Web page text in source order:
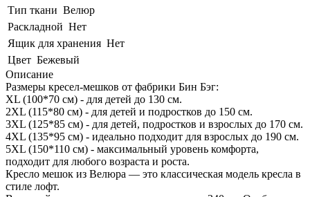
Тип ткани Велюр
Раскладной Нет
Ящик для хранения Нет
Цвет Бежевый
Описание
Размеры кресел-мешков от фабрики Бин Бэг:
XL (100*70 см) - для детей до 130 см.
2XL (115*80 см) - для детей и подростков до 150 см.
3XL (125*85 см) - для детей, подростков и взрослых до 170 см.
4XL (135*95 см) - идеально подходит для взрослых до 190 см.
5XL (150*110 см) - максимальный уровень комфорта,
подходит для любого возраста и роста.
Кресло мешок из Велюра — это классическая модель кресла в
стиле лофт.